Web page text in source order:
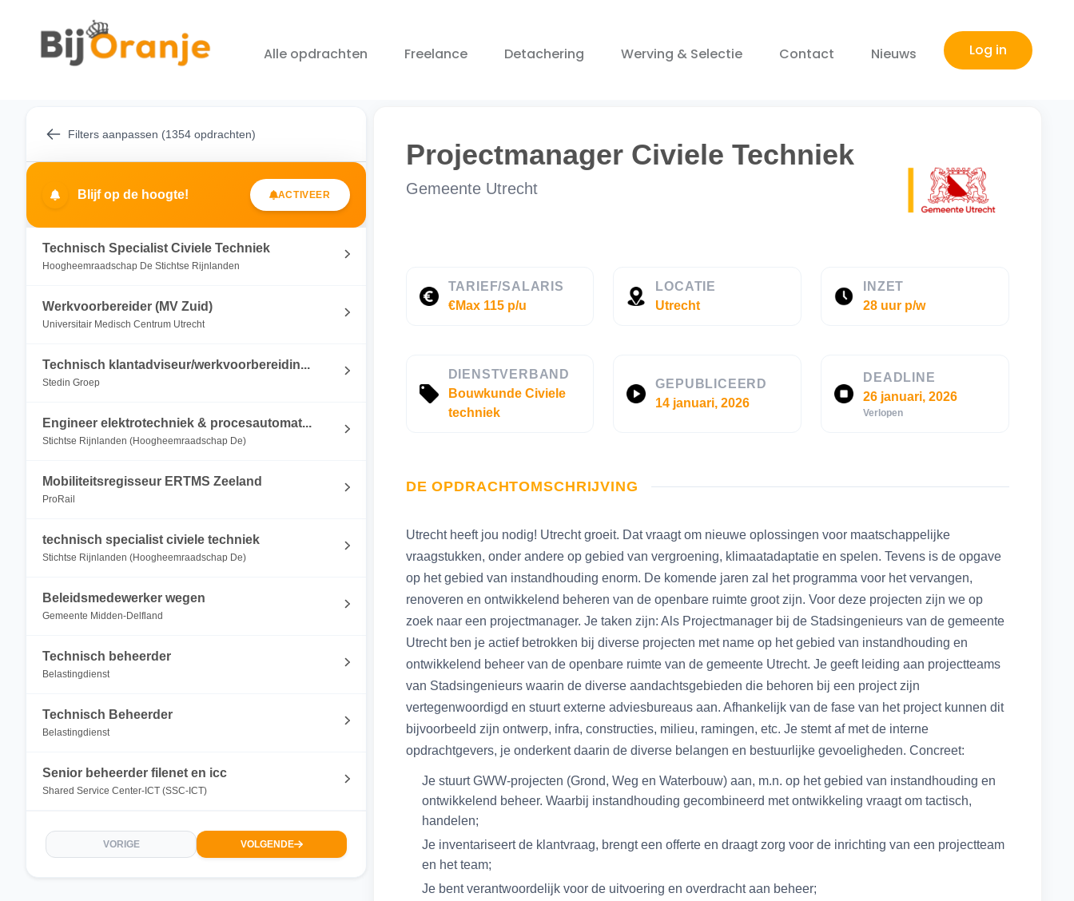
Alle opdrachten Freelance Detachering Werving & Selectie Contact Nieuws Log in
Filters aanpassen (1354 opdrachten)
Blijf op de hoogte! ACTIVEER
Technisch Specialist Civiele Techniek
Hoogheemraadschap De Stichtse Rijnlanden
Werkvoorbereider (MV Zuid)
Universitair Medisch Centrum Utrecht
Technisch klantadviseur/werkvoorbereidin...
Stedin Groep
Engineer elektrotechniek & procesautomat...
Stichtse Rijnlanden (Hoogheemraadschap De)
Mobiliteitsregisseur ERTMS Zeeland
ProRail
technisch specialist civiele techniek
Stichtse Rijnlanden (Hoogheemraadschap De)
Beleidsmedewerker wegen
Gemeente Midden-Delfland
Technisch beheerder
Belastingdienst
Technisch Beheerder
Belastingdienst
Senior beheerder filenet en icc
Shared Service Center-ICT (SSC-ICT)
VORIGE VOLGENDE
Projectmanager Civiele Techniek
Gemeente Utrecht
TARIEF/SALARIS
€Max 115 p/u
LOCATIE
Utrecht
INZET
28 uur p/w
DIENSTVERBAND
Bouwkunde Civiele
techniek
GEPUBLICEERD
14 januari, 2026
DEADLINE
26 januari, 2026
Verlopen
DE OPDRACHTOMSCHRIJVING
Utrecht heeft jou nodig! Utrecht groeit. Dat vraagt om nieuwe oplossingen voor maatschappelijke
vraagstukken, onder andere op gebied van vergroening, klimaatadaptatie en spelen. Tevens is de opgave
op het gebied van instandhouding enorm. De komende jaren zal het programma voor het vervangen,
renoveren en ontwikkelend beheren van de openbare ruimte groot zijn. Voor deze projecten zijn we op
zoek naar een projectmanager. Je taken zijn: Als Projectmanager bij de Stadsingenieurs van de gemeente
Utrecht ben je actief betrokken bij diverse projecten met name op het gebied van instandhouding en
ontwikkelend beheer van de openbare ruimte van de gemeente Utrecht. Je geeft leiding aan projectteams
van Stadsingenieurs waarin de diverse aandachtsgebieden die behoren bij een project zijn
vertegenwoordigd en stuurt externe adviesbureaus aan. Afhankelijk van de fase van het project kunnen dit
bijvoorbeeld zijn ontwerp, infra, constructies, milieu, ramingen, etc. Je stemt af met de interne
opdrachtgevers, je onderkent daarin de diverse belangen en bestuurlijke gevoeligheden. Concreet:
Je stuurt GWW-projecten (Grond, Weg en Waterbouw) aan, m.n. op het gebied van instandhouding en
ontwikkelend beheer. Waarbij instandhouding gecombineerd met ontwikkeling vraagt om tactisch,
handelen;
Je inventariseert de klantvraag, brengt een offerte en draagt zorg voor de inrichting van een projectteam
en het team;
Je bent verantwoordelijk voor de uitvoering en overdracht aan beheer;